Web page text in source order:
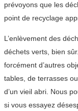
prévoyons que les
point de recyclage
L’enlèvement des
déchets verts, bien
forcément d’autres
tables, de terrasses
d’un vieil abri. Nous
si vous essayez